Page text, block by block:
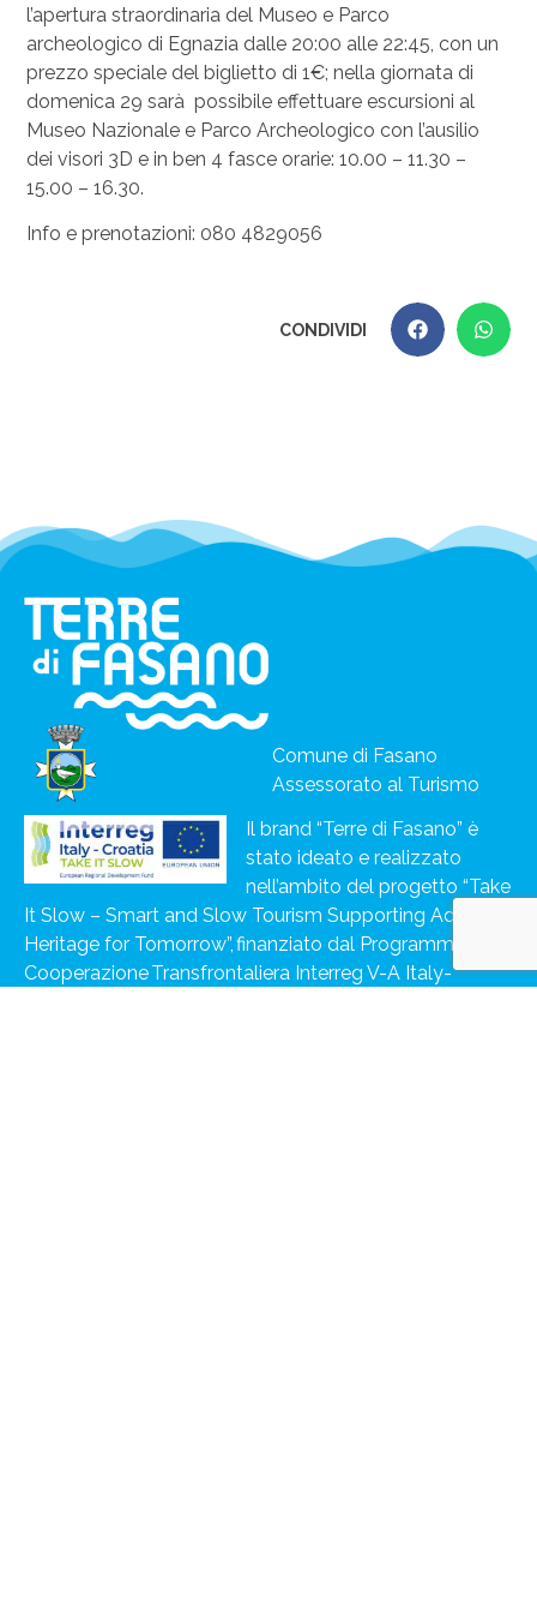
l’apertura straordinaria del Museo e Parco
archeologico di Egnazia dalle 20:00 alle 22:45, con un
prezzo speciale del biglietto di 1€; nella giornata di
domenica 29 sarà possibile effettuare escursioni al
Museo Nazionale e Parco Archeologico con l’ausilio
dei visori 3D e in ben 4 fasce orarie: 10.00 – 11.30 –
15.00 – 16.30.
Info e prenotazioni: 080 4829056
CONDIVIDI
Comune di Fasano
Assessorato al Turismo
Il brand “Terre di Fasano” è
stato ideato e realizzato
nell’ambito del progetto “Take
It Slow – Smart and Slow Tourism Supporting Adriatic
Heritage for Tomorrow”, finanziato dal Programma di
Cooperazione Transfrontaliera Interreg V-A Italy-